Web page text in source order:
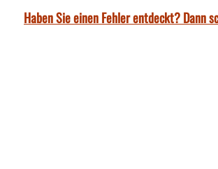
Haben Sie einen Fehler entdeckt? Dann